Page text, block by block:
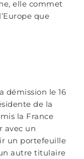
elle commet
que
démission le 16
de la
la France
avec un
un portefeuille
autre titulaire